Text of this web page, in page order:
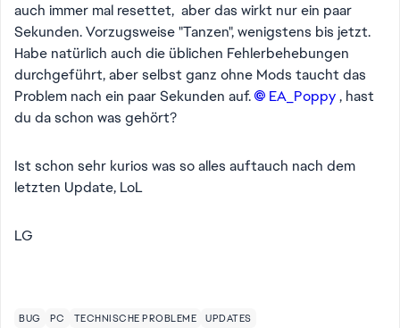
auch immer mal resettet, aber das wirkt nur ein paar
Sekunden. Vorzugsweise "Tanzen", wenigstens bis jetzt.
Habe natürlich auch die üblichen Fehlerbehebungen
durchgeführt, aber selbst ganz ohne Mods taucht das
Problem nach ein paar Sekunden auf.
EA_Poppy​, hast
du da schon was gehört?
Ist schon sehr kurios was so alles auftauch nach dem
letzten Update, LoL
LG
BUG PC TECHNISCHE PROBLEME UPDATES